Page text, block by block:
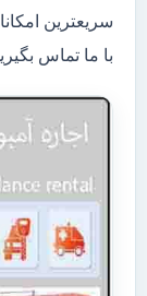
سریعترین
با ما تماس